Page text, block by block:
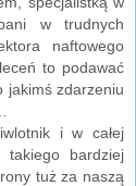
w trudnych
naftowego
to podawać
jakimś zdarzeniu
i w całej
takiego bardziej
tuż za naszą